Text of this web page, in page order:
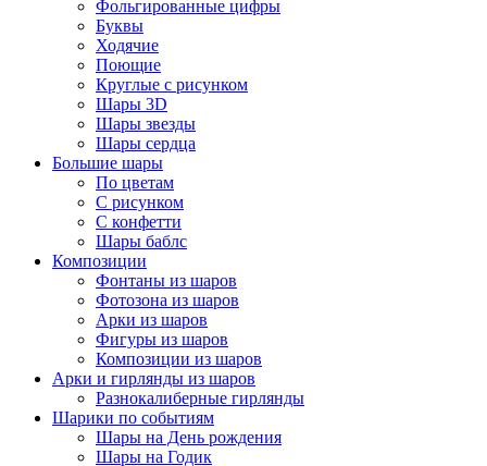
Фольгированные цифры
Буквы
Ходячие
Поющие
Круглые с рисунком
Шары 3D
Шары звезды
Шары сердца
Большие шары
По цветам
С рисунком
С конфетти
Шары баблс
Композиции
Фонтаны из шаров
Фотозона из шаров
Арки из шаров
Фигуры из шаров
Композиции из шаров
Арки и гирлянды из шаров
Разнокалиберные гирлянды
Шарики по событиям
Шары на День рождения
Шары на Годик